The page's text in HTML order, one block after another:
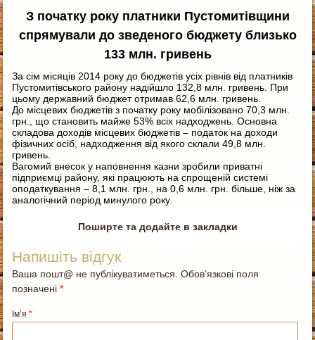
З початку року платники Пустомитівщини
спрямували до зведеного бюджету близько
133 млн. гривень
За сім місяців 2014 року до бюджетів усіх рівнів від платників
Пустомитівського району надійшло 132,8 млн. гривень. При
цьому державний бюджет отримав 62,6 млн. гривень.
До місцевих бюджетів з початку року мобілізовано 70,3 млн.
грн., що становить майже 53% всіх надходжень. Основна
складова доходів місцевих бюджетів – податок на доходи
фізичних осіб, надходження від якого склали 49,8 млн.
гривень.
Вагомий внесок у наповнення казни зробили приватні
підприємці району, які працюють на спрощеній системі
оподаткування – 8,1 млн. грн., на 0,6 млн. грн. більше, ніж за
аналогічний період минулого року.
Поширте та додайте в закладки
Напишіть відгук
Ваша пошт@ не публікуватиметься. Обов’язкові поля
позначені*
Ім’я*